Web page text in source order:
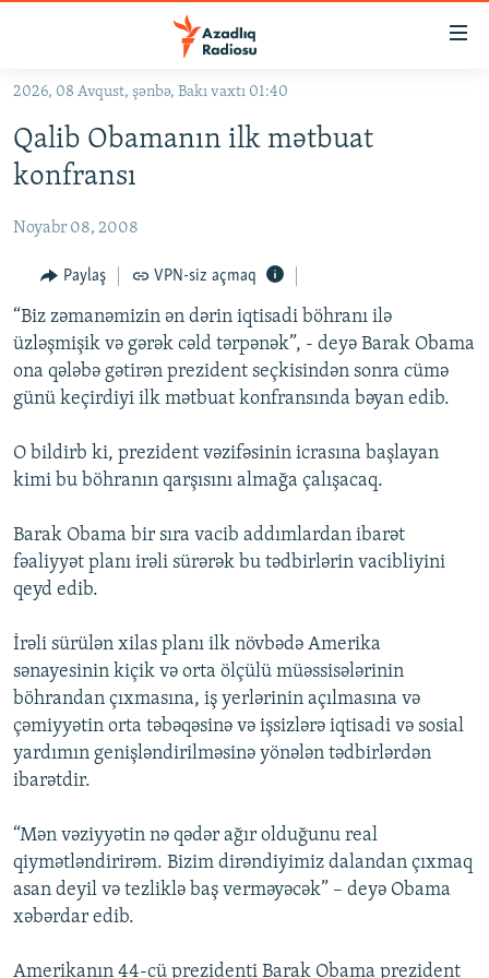
Əsas
qayıt
Əsas
qayıt
#İZAHLA
#ƏSLINDƏ
FƏRQƏ BAX
QANUNI DOĞRU
ARAŞDIRMA
MULTIMEDIA
FOTOQALEREYA
KARIKATURA
OXU ZALI
İSLAM VƏ DEMOKRATIYA
İZ - MƏDƏNIYYƏT PROQRAMI
HAQQIMIZDA
PEŞƏ ETIKASI VƏ JURNALISTIKA STANDARTLARIMIZ
MATERIALLARIMIZDAN ISTIFADƏ
BIZIMLƏ ƏLAQƏ
XƏBƏR BÜLLETENLƏRIMIZ
BIZI IZLƏ
RFE/RL-in bütün saytları
2026, 08 Avqust, şənbə, Bakı vaxtı 01:40
Qalib Obamanın ilk mətbuat
konfransı
Noyabr 08, 2008
Paylaş VPN-siz açmaq
“Biz zəmanəmizin ən dərin iqtisadi böhranı ilə
üzləşmişik və gərək cəld tərpənək”, - deyə Barak Obama
ona qələbə gətirən prezident seçkisindən sonra cümə
günü keçirdiyi ilk mətbuat konfransında bəyan edib.
O bildirb ki, prezident vəzifəsinin icrasına başlayan
kimi bu böhranın qarşısını almağa çalışacaq.
Barak Obama bir sıra vacib addımlardan ibarət
fəaliyyət planı irəli sürərək bu tədbirlərin vacibliyini
qeyd edib.
İrəli sürülən xilas planı ilk növbədə Amerika
sənayesinin kiçik və orta ölçülü müəssisələrinin
böhrandan çıxmasına, iş yerlərinin açılmasına və
çəmiyyətin orta təbəqəsinə və işsizlərə iqtisadi və sosial
yardımın genişləndirilməsinə yönələn tədbirlərdən
ibarətdir.
“Mən vəziyyətin nə qədər ağır olduğunu real
qiymətləndirirəm. Bizim dirəndiyimiz dalandan çıxmaq
asan deyil və tezliklə baş verməyəcək” – deyə Obama
xəbərdar edib.
Amerikanın 44-cü prezidenti Barak Obama prezident